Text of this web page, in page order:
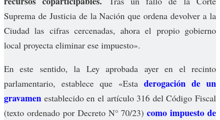
Suprema de Justicia de la Nación que ordena devolver a la
Ciudad las cifras cercenadas, ahora el propio gobierno
local proyecta eliminar ese impuesto».
En este sentido, la Ley aprobada ayer en el recinto
parlamentario, establece que «Esta derogación de un
gravamen establecido en el artículo 316 del Código Fiscal
(texto ordenado por Decreto N° 70/23)como impuesto de